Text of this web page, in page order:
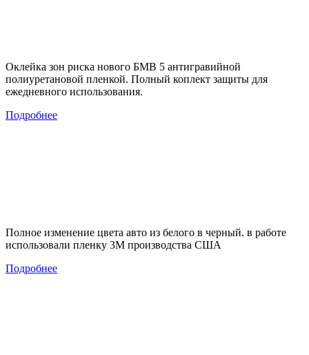
Оклейка зон риска нового БМВ 5 антигравийной
полиуретановой пленкой. Полный коплект защиты для
ежедневного использования.
Подробнее
Полное изменение цвета авто из белого в черный. в работе
использовали пленку 3М производства США
Подробнее